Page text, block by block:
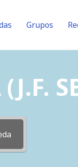
Grupos